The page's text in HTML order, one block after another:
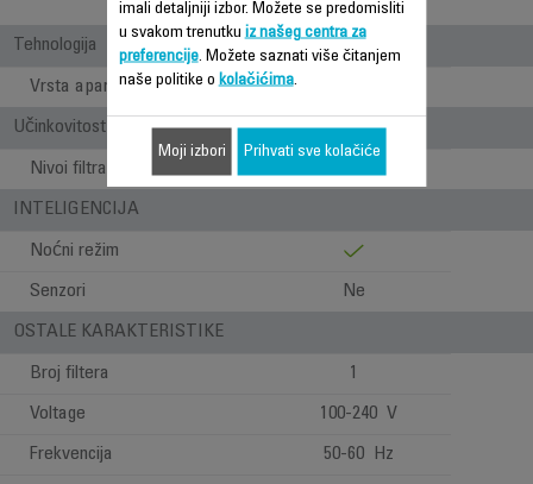
Tehnologija
Vrsta aparata
Učinkovitost
Nivoi filtracije
INTELIGENCIJA
Noćni režim
Senzori Ne
OSTALE KARAKTERISTIKE
Broj filtera 1
Voltage 100-240 V
Frekvencija 50-60 Hz
imali detaljniji izbor. Možete se predomisliti
u svakom trenutku iz našeg centra za
preferencije. Možete saznati više čitanjem
naše politike o kolačićima.
Moji izbori Prihvati sve kolačiće